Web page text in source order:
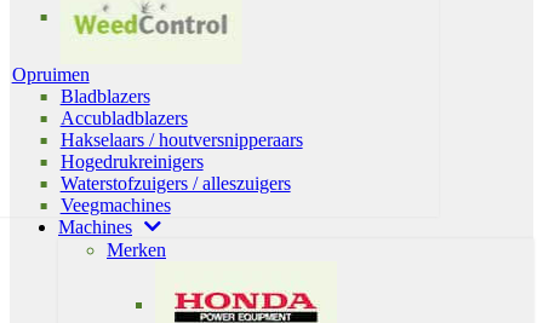
Opruimen
Bladblazers
Accubladblazers
Hakselaars / houtversnipperaars
Hogedrukreinigers
Waterstofzuigers / alleszuigers
Veegmachines
Machines
Merken